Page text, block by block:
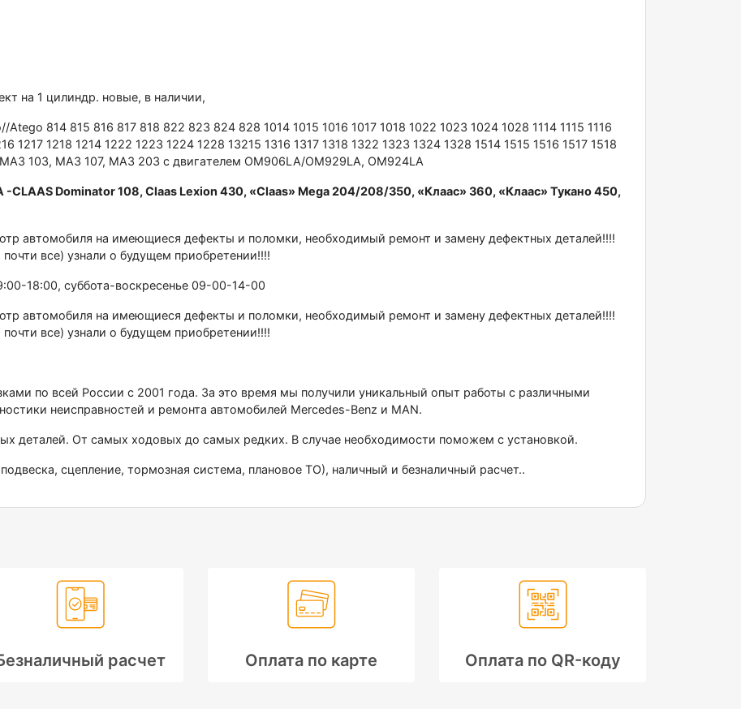
на 1 цилиндp. новыe, в наличии,
814 815 816 817 818 822 823 824 828 1014 1015 1016 1017 1018 1022 1023 1024 1028 1114 1115 1116
1217 1218 1214 1222 1223 1224 1228 13215 1316 1317 1318 1322 1323 1324 1328 1514 1515 1516 1517 1518
103, МАЗ 107, MАЗ 203 с двигaтелем ОМ906LA/ОM929LА, OМ924LА
СLААS Dоminator 108, Сlaаs Lехion 430, «Сlaаs» Меga 204/208/350, «Клаас» 360, «Клаас» Тукано 450,
автомобиля на имеющиеся дефекты и поломки, необходимый ремонт и замену дефектных деталей!!!!
все) узнали о будущем приобретении!!!!
18:00, суббота-воскресенье 09-00-14-00
автомобиля на имеющиеся дефекты и поломки, необходимый ремонт и замену дефектных деталей!!!!
все) узнали о будущем приобретении!!!!
по всей России с 2001 года. За это время мы получили уникальный опыт работы с различными
неисправностей и ремонта автомобилей Меrсеdеs-Веnz и МАN.
деталей. От самых ходовых до самых редких. В случае необходимости поможем с установкой.
сцепление, тормозная система, плановое ТО), наличный и безналичный расчет..
расчет Оплата по карте Оплата по QR-коду